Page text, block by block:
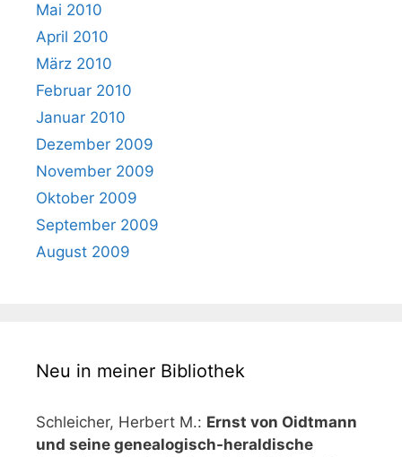
Mai 2010
April 2010
März 2010
Februar 2010
Januar 2010
Dezember 2009
November 2009
Oktober 2009
September 2009
August 2009
Neu in meiner Bibliothek
Schleicher, Herbert M.: Ernst von Oidtmann
und seine genealogisch-heraldische